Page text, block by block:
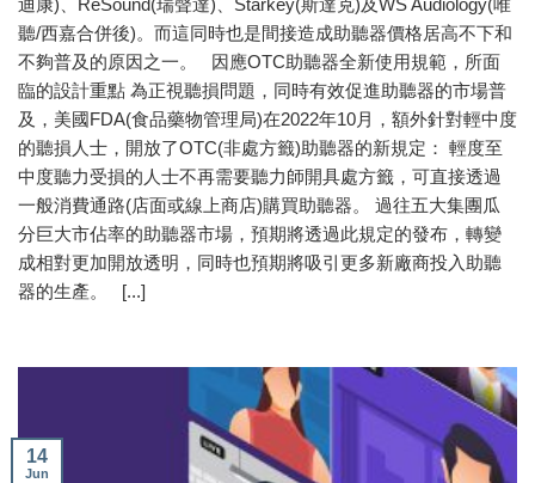
迪康)、ReSound(瑞聲達)、Starkey(斯達克)及WS Audiology(唯
聽/西嘉合併後)。而這同時也是間接造成助聽器價格居高不下和
不夠普及的原因之一。 因應OTC助聽器全新使用規範，所面
臨的設計重點 為正視聽損問題，同時有效促進助聽器的市場普
及，美國FDA(食品藥物管理局)在2022年10月，額外針對輕中度
的聽損人士，開放了OTC(非處方籤)助聽器的新規定： 輕度至
中度聽力受損的人士不再需要聽力師開具處方籤，可直接透過
一般消費通路(店面或線上商店)購買助聽器。 過往五大集團瓜
分巨大市佔率的助聽器市場，預期將透過此規定的發布，轉變
成相對更加開放透明，同時也預期將吸引更多新廠商投入助聽
器的生產。 [...]
14
Jun